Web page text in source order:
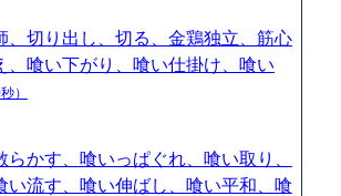
、切り出し、切る、金鶏独立、筋心
、喰い下がり、喰い仕掛け、喰い
）
らかす、喰いっぱぐれ、喰い取り、
い流す、喰い伸ばし、喰い平和、喰